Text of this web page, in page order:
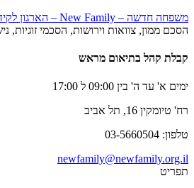
משפחה חדשה – New Family – הארגון לקידום זכויות המשפחה
הסכם ממון, צוואות וירושות, הסכמי
קבלת קהל בתיאום מראש
ימים א' עד ה' בין 09:00 ל 17:00
רח' טיומקין 16, תל אביב
טלפון: 03-5660504
newfamily@newfamily.org.il
תפריט